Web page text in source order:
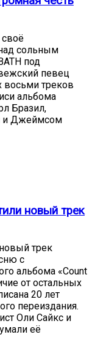
сольным
под
певец
восьми треков
альбома
Бразил,
и Джеймсом
новый трек
трек
с
альбома «Count
от остальных
20 лет
переиздания.
Оли Сайкс и
её